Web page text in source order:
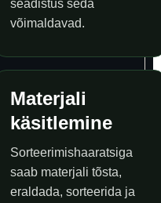
seadistus seda
võimaldavad.
Materjali
käsitlemine
Sorteerimishaaratsiga
saab materjali tõsta,
eraldada, sorteerida ja